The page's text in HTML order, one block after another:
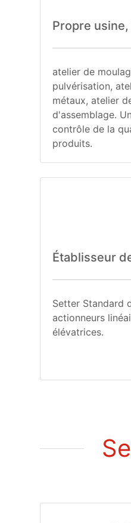
Propre
atelier de
pulvérisation,
métaux, atelier
d'assemblage.
contrôle de la
produits.
Établisseur
Setter Standard
actionneurs
élévatrices.